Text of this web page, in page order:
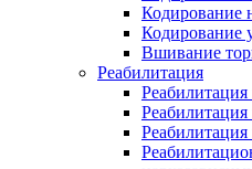
Кодирование
Кодирование
Вшивание
Реабилитация